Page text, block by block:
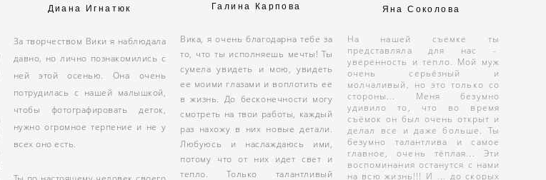
Диана Игнатюк
За творчеством Вики я наблюдала
давно, но лично познакомились с
ней этой осенью. Она очень
потрудилась с нашей малышкой,
чтобы фотографировать деток,
нужно огромное терпение и не у
всех оно есть.
Галина Карпова
Вика, я очень благодарна тебе за
то, что ты исполняешь мечты! Ты
сумела увидеть и мою, увидеть
ее моими глазами и воплотить ее
в жизнь. До бесконечности могу
смотреть на твои работы, каждый
раз нахожу в них новые детали.
Любуюсь и наслаждаюсь ими,
потому что от них идет свет и
тепло. Только талантливый
Яна Соколова
На нашей съемке ты
представляла для нас -
уверенность и тепло. Мой муж
очень серьёзный и
молчаливый, но это только со
стороны... Меня безумно
удивило то, что во время
съёмок он был очень открыт и
делал все и даже больше. Ты
безумно талантлива и самое
главное, очень тёплая... Эти
воспоминания останутся с нами
на всю жизнь!!! И ... до скорых